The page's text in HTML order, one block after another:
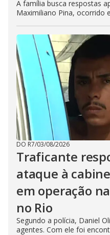
A família busca respostas
Maximiliano Pina, ocorrido
DO R7/03/08/2026
Traficante
ataque à
em operação
no Rio
Segundo a polícia, Daniel
agentes. Com ele foi